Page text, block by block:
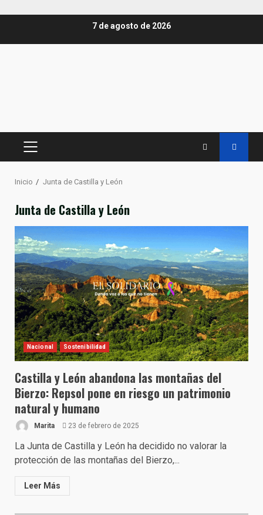
7 de agosto de 2026
MENÚ
Inicio Junta de Castilla y León
Junta de Castilla y León
Nacional Sostenibilidad
Castilla y León abandona las montañas del
Bierzo: Repsol pone en riesgo un patrimonio
natural y humano
Marita 23 de febrero de 2025
La Junta de Castilla y León ha decidido no valorar la
protección de las montañas del Bierzo,...
Leer Más